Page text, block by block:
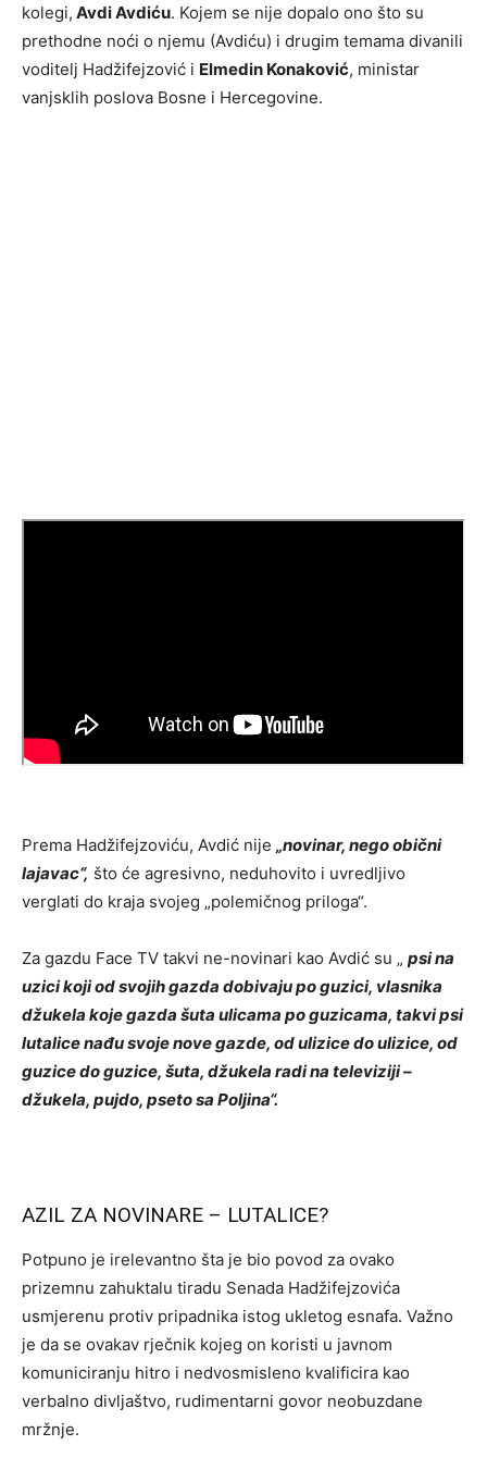
kolegi, Avdi Avdiću. Kojem se nije dopalo ono što su
prethodne noći o njemu (Avdiću) i drugim temama divanili
voditelj Hadžifejzović i Elmedin Konaković, ministar
vanjsklih poslova Bosne i Hercegovine.
Prema Hadžifejzoviću, Avdić nije „novinar, nego obični
lajavac“, što će agresivno, neduhovito i uvredljivo
verglati do kraja svojeg „polemičnog priloga“.
Za gazdu Face TV takvi ne-novinari kao Avdić su „ psi na
uzici koji od svojih gazda dobivaju po guzici, vlasnika
džukela koje gazda šuta ulicama po guzicama, takvi psi
lutalice nađu svoje nove gazde, od ulizice do ulizice, od
guzice do guzice, šuta, džukela radi na televiziji –
džukela, pujdo, pseto sa Poljina“.
AZIL ZA NOVINARE – LUTALICE?
Potpuno je irelevantno šta je bio povod za ovako
prizemnu zahuktalu tiradu Senada Hadžifejzovića
usmjerenu protiv pripadnika istog ukletog esnafa. Važno
je da se ovakav rječnik kojeg on koristi u javnom
komuniciranju hitro i nedvosmisleno kvalificira kao
verbalno divljaštvo, rudimentarni govor neobuzdane
mržnje.